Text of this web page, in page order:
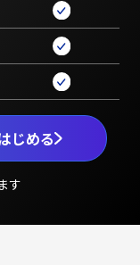
じめる
す